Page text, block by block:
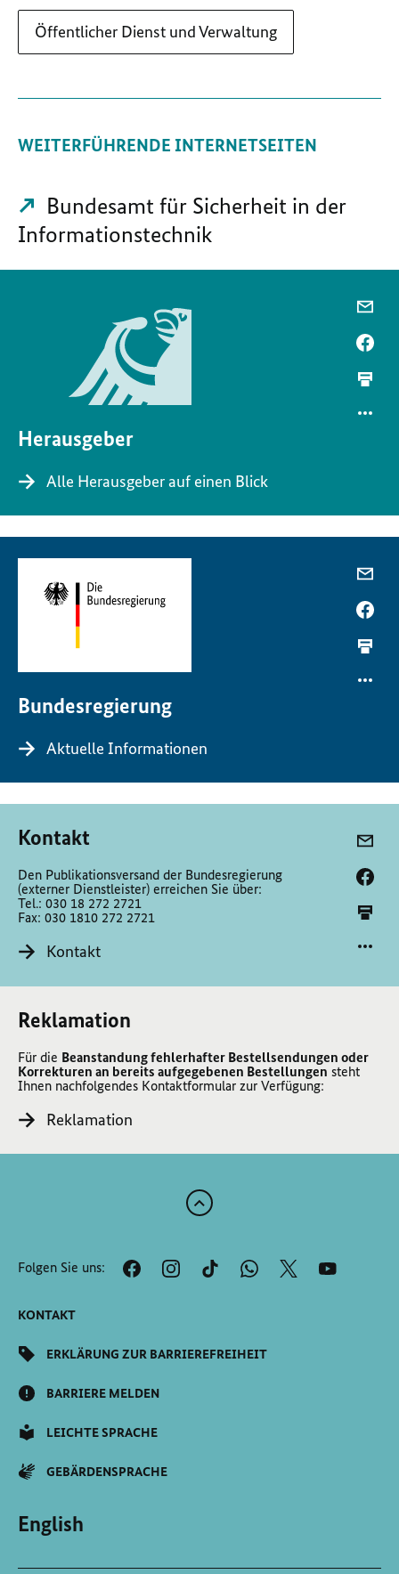
Öffentlicher Dienst und Verwaltung
WEITERFÜHRENDE INTERNETSEITEN
Bundesamt für Sicherheit in der
Informationstechnik
Herausgeber
Alle Herausgeber auf einen Blick
Bundesregierung
Aktuelle Informationen
Kontakt
Den Publikationsversand der Bundesregierung
(externer Dienstleister) erreichen Sie über:
Tel.: 030 18 272 2721
Fax: 030 1810 272 2721
Kontakt
Reklamation
Für die Beanstandung fehlerhafter Bestellsendungen oder
Korrekturen an bereits aufgegebenen Bestellungen steht
Ihnen nachfolgendes Kontaktformular zur Verfügung:
Reklamation
Zum
der
Seite
Folgen Sie uns:
KONTAKT
ERKLÄRUNG ZUR BARRIEREFREIHEIT
BARRIERE MELDEN
LEICHTE SPRACHE
GEBÄRDENSPRACHE
English